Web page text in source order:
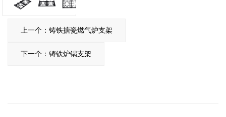
上一个：铸铁搪瓷燃气炉支架
下一个：铸铁炉锅支架